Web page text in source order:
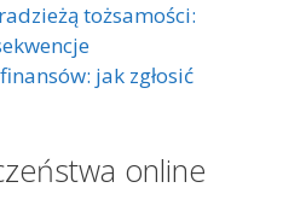
tożsamości:
jak zgłosić
online